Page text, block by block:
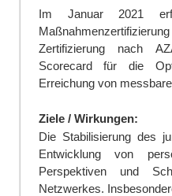
Im Januar 2021
Zertifizierung nach
Scorecard für die
Erreichung von
Ziele / Wirkungen:
Die Stabilisierung des
Entwicklung von
Perspektiven und
Netzwerkes.